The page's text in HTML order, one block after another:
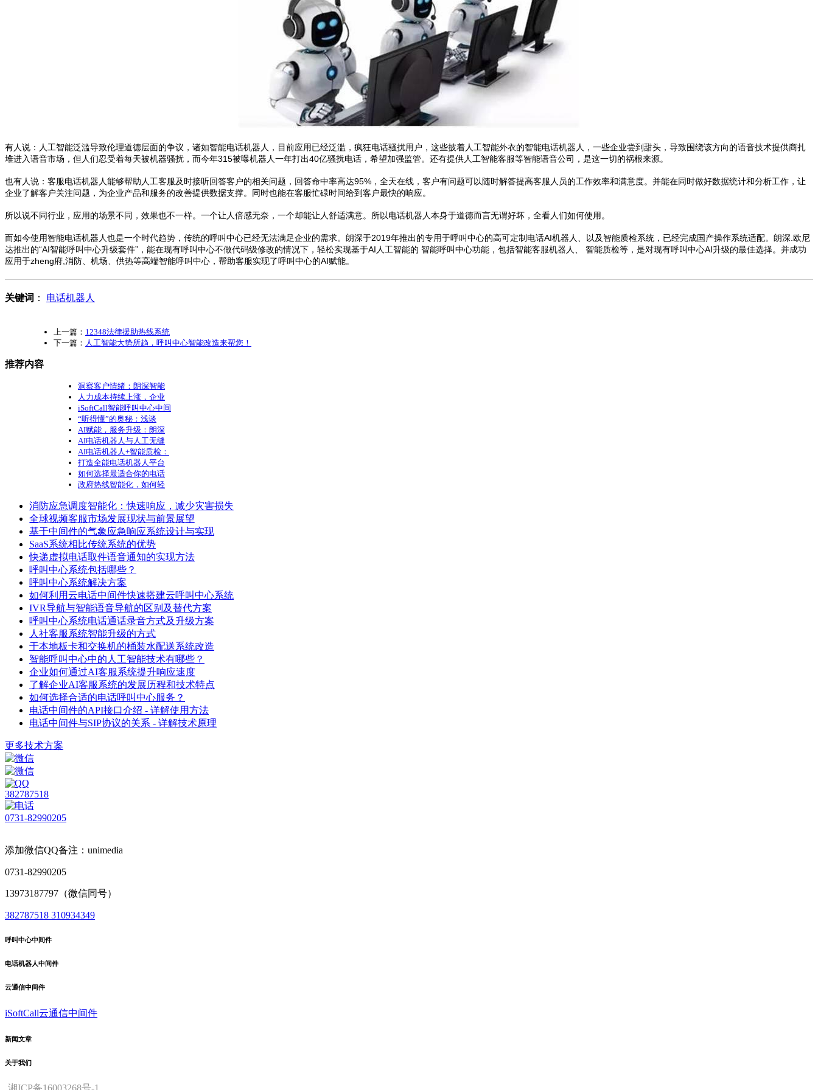
有人说：人工智能泛滥导致伦理道德层面的争议，诸如智能电话机器人，目前应用已经泛滥，疯狂电话骚扰用户，这些披着人工智能外衣的智能电话机器人，一些企业尝到甜头，导致围绕该方向的语音技术提供商扎
堆进入语音市场，但人们忍受着每天被机器骚扰，而今年315被曝机器人一年打出40亿骚扰电话，希望加强监管。还有提供人工智能客服等智能语音公司，是这一切的祸根来源。
也有人说：客服电话机器人能够帮助人工客服及时接听回答客户的相关问题，回答命中率高达95%，全天在线，客户有问题可以随时解答提高客服人员的工作效率和满意度。并能在同时做好数据统计和分析工作，让
企业了解客户关注问题，为企业产品和服务的改善提供数据支撑。同时也能在客服忙碌时间给到客户最快的响应。
所以说不同行业，应用的场景不同，效果也不一样。一个让人倍感无奈，一个却能让人舒适满意。所以电话机器人本身于道德而言无谓好坏，全看人们如何使用。
而如今使用智能电话机器人也是一个时代趋势，传统的呼叫中心已经无法满足企业的需求。朗深于2019年推出的专用于呼叫中心的高可定制电话AI机器人、以及智能质检系统，已经完成国产操作系统适配。朗深.欧尼
达推出的“AI智能呼叫中心升级套件”，能在现有呼叫中心不做代码级修改的情况下，轻松实现基于AI人工智能的 智能呼叫中心功能，包括智能客服机器人、 智能质检等，是对现有呼叫中心AI升级的最佳选择。并成功
应用于zheng府,消防、机场、供热等高端智能呼叫中心，帮助客服实现了呼叫中心的AI赋能。
关键词 ： 电话机器人
上一篇： 12348法律援助热线系统
下一篇： 人工智能大势所趋，呼叫中心智能改造来帮您！
推荐内容
洞察客户情绪：朗深智能
人力成本持续上涨，企业
iSoftCall智能呼叫中心中间
“听得懂”的奥秘：浅谈
AI赋能，服务升级：朗深
AI电话机器人与人工无缝
AI电话机器人+智能质检：
打造全能电话机器人平台
如何选择最适合你的电话
政府热线智能化，如何轻
消防应急调度智能化：快速响应，减少灾害损失
全球视频客服市场发展现状与前景展望
基于中间件的气象应急响应系统设计与实现
SaaS系统相比传统系统的优势
快递虚拟电话取件语音通知的实现方法
呼叫中心系统包括哪些？
呼叫中心系统解决方案
如何利用云电话中间件快速搭建云呼叫中心系统
IVR导航与智能语音导航的区别及替代方案
呼叫中心系统电话通话录音方式及升级方案
人社客服系统智能升级的方式
于本地板卡和交换机的桶装水配送系统改造
智能呼叫中心中的人工智能技术有哪些？
企业如何通过AI客服系统提升响应速度
了解企业AI客服系统的发展历程和技术特点
如何选择合适的电话呼叫中心服务？
电话中间件的API接口介绍 - 详解使用方法
电话中间件与SIP协议的关系 - 详解技术原理
更多技术方案
382787518
0731-82990205
添加微信QQ备注：unimedia
0731-82990205
13973187797（微信同号）
382787518 310934349
呼叫中心中间件
电话机器人中间件
云通信中间件
iSoftCall云通信中间件
新闻文章
关于我们